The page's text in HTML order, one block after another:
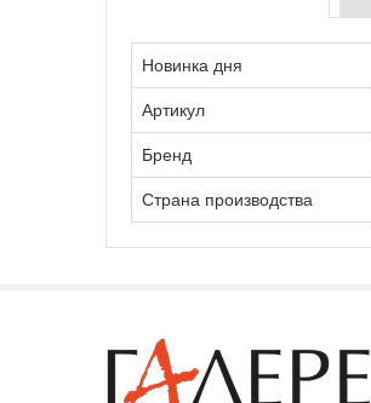
Новинка дня
Артикул
Бренд
Страна производства